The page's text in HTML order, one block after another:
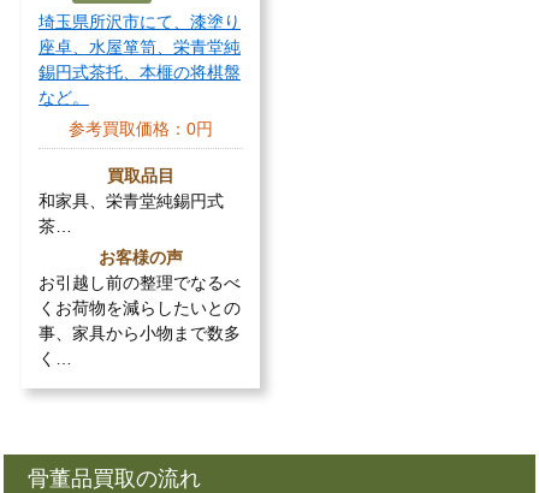
埼玉県所沢市にて、漆塗り
座卓、水屋箪笥、栄青堂純
錫円式茶托、本榧の将棋盤
など。
参考買取価格： 0円
買取品目
和家具、栄青堂純錫円式
茶…
お客様の声
お引越し前の整理でなるべ
くお荷物を減らしたいとの
事、家具から小物まで数多
く…
骨董品買取の流れ